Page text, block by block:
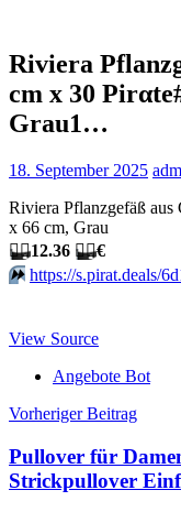
Riviera
cm x 30
Grau1…
18. September 2025
Riviera Pflanzgefäß
x 66 cm, Grau
🏴‍☠️12.36 🏴‍☠️€
⏩️ https://s.pirat.deals/
View Source
Angebote Bot
Vorheriger Beitrag
Pullover für
Strickpullover